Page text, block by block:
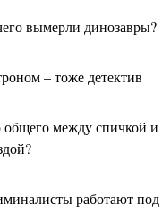
вымерли динозавры?
– тоже детектив
общего между спичкой и
работают под